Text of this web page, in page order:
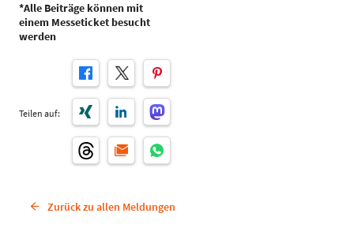
*Alle Beiträge können mit
einem Messeticket besucht
werden
Teilen auf:
Zurück zu allen Meldungen